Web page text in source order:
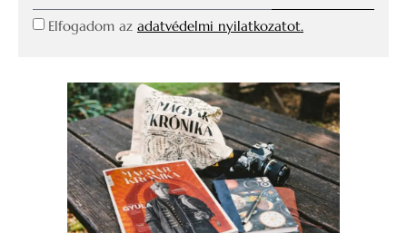
Elfogadom az adatvédelmi nyilatkozatot.